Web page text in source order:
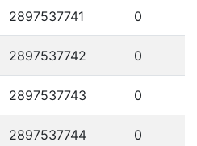
2897537741 0
2897537742 0
2897537743 0
2897537744 0